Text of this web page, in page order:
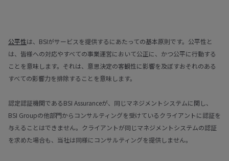
公平性は、BSIがサービスを提供するにあたっての基本原則です。公平性と
は、皆様への対応やすべての事業運営において公正に、かつ公平に行動する
ことを意味します。それは、意思決定の客観性に影響を及ぼすおそれのある
すべての影響力を排除することを意味します。
認定認証機関であるBSI Assuranceが、同じマネジメントシステムに関し、
BSI Groupの他部門からコンサルティングを受けているクライアントに認証を
与えることはできません。クライアントが同じマネジメントシステムの認証
を求めた場合も、当社は同様にコンサルティングを提供しません。